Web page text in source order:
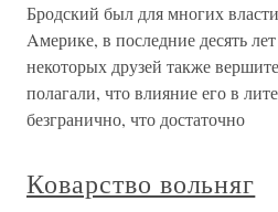
Бродский был для многих
Aмерике, в последние десять
некоторых друзей также
полагали, что влияние его в
безгранично, что достаточно
Коварство вольняг